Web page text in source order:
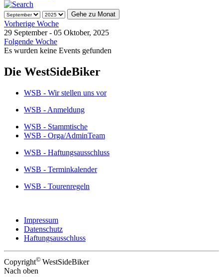
Gehe zu Monat
Vorherige Woche
29 September - 05 Oktober, 2025
Folgende Woche
Es wurden keine Events gefunden
Die WestSideBiker
WSB - Wir stellen uns vor
WSB - Anmeldung
WSB - Stammtische
WSB - Orga/AdminTeam
WSB - Haftungsausschluss
WSB - Terminkalender
WSB - Tourenregeln
Impressum
Datenschutz
Haftungsausschluss
Copyright© WestSideBiker
Nach oben